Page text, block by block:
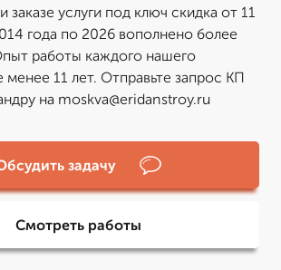
заказе услуги под ключ скидка от 11
года по 2026 вополнено более
работы каждого нашего
менее 11 лет. Отправьте запрос КП
на moskva@eridanstroy.ru
задачу
Смотреть работы